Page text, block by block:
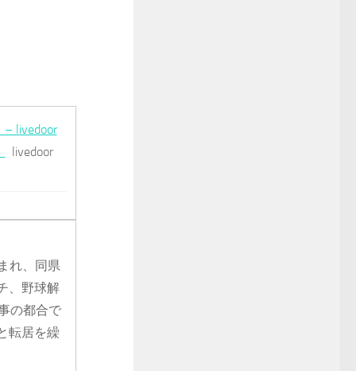
livedoor
livedoor
れ、同県
、野球解
の都合で
転居を繰